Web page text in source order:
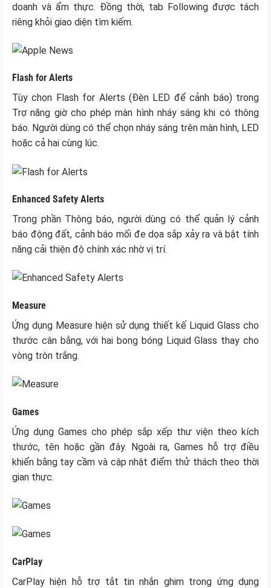
doanh và ẩm thực. Đồng thời, tab Following được tách
riêng khỏi giao diện tìm kiếm.
Flash for Alerts
Tùy chọn Flash for Alerts (Đèn LED để cảnh báo) trong
Trợ năng giờ cho phép màn hình nháy sáng khi có thông
báo. Người dùng có thể chọn nháy sáng trên màn hình, LED
hoặc cả hai cùng lúc.
Enhanced Safety Alerts
Trong phần Thông báo, người dùng có thể quản lý cảnh
báo động đất, cảnh báo mối đe dọa sắp xảy ra và bật tính
năng cải thiện độ chính xác nhờ vị trí.
Measure
Ứng dụng Measure hiện sử dụng thiết kế Liquid Glass cho
thước cân bằng, với hai bong bóng Liquid Glass thay cho
vòng tròn trắng.
Games
Ứng dụng Games cho phép sắp xếp thư viện theo kích
thước, tên hoặc gần đây. Ngoài ra, Games hỗ trợ điều
khiển bằng tay cầm và cập nhật điểm thử thách theo thời
gian thực.
CarPlay
CarPlay hiện hỗ trợ tắt tin nhắn ghim trong ứng dụng